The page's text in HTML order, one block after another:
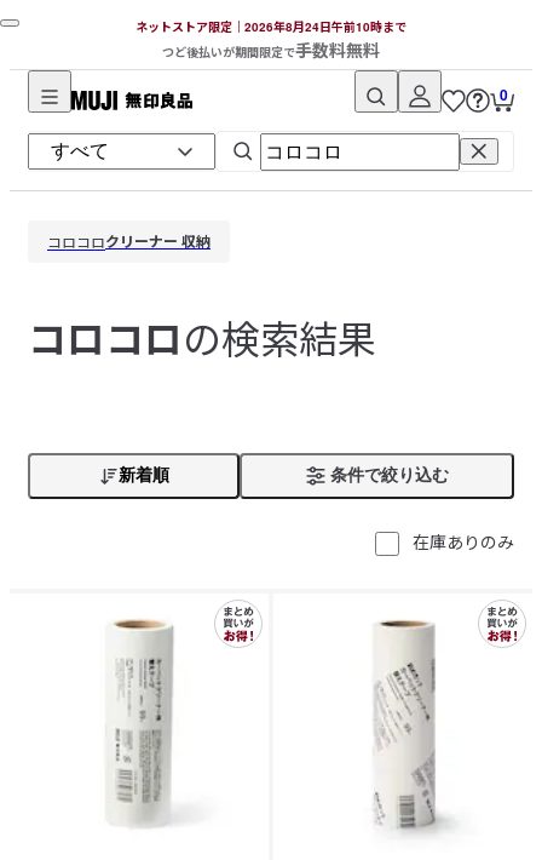
ネットストア限定｜2026年8月24日午前10時まで
つど後払いが期間限定で手数料無料
無
印
良
ネ
ス
0
コロコロクリーナー 収納
コロコロの検索結果
新着順 条件で絞り込む
在庫ありのみ